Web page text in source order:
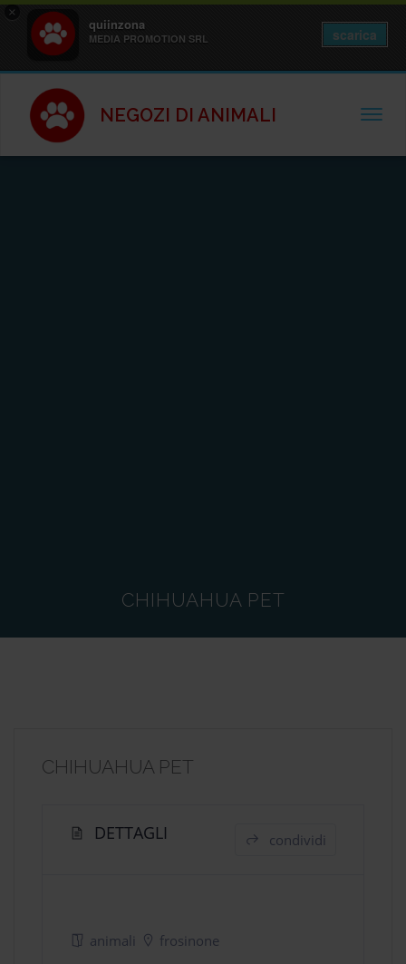
×
quiinzona
MEDIA PROMOTION SRL scarica
NEGOZI DI ANIMALI
CHIHUAHUA PET
CHIHUAHUA PET
DETTAGLI condividi
animali frosinone